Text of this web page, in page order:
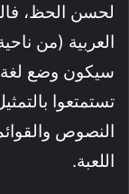
لحسن الحظ،
العربية (من
سيكون وضع لغة
تستمتعوا
النصوص
اللعبة.